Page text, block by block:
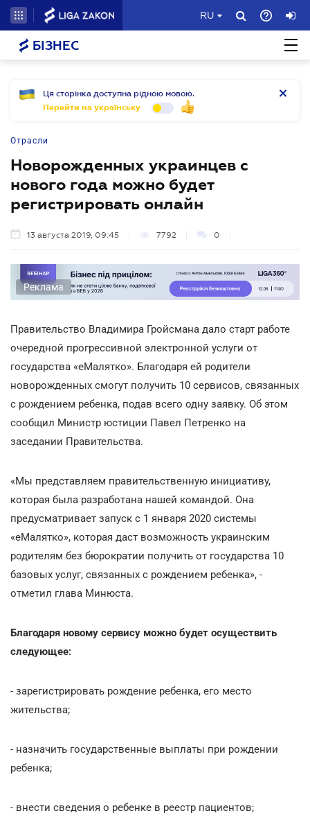
RU
БІЗНЕС
Ця сторінка доступна рідною мовою.
Перейти на українську
Отрасли
Новорожденных украинцев с
нового года можно будет
регистрировать онлайн
13 августа 2019, 09:45 7792 0
Реклама
Правительство Владимира Гройсмана дало старт работе
очередной прогрессивной электронной услуги от
государства «еМалятко». Благодаря ей родители
новорожденных смогут получить 10 сервисов, связанных
с рождением ребенка, подав всего одну заявку. Об этом
сообщил Министр юстиции Павел Петренко на
заседании Правительства.
«Мы представляем правительственную инициативу,
которая была разработана нашей командой. Она
предусматривает запуск с 1 января 2020 системы
«еМалятко», которая даст возможность украинским
родителям без бюрократии получить от государства 10
базовых услуг, связанных с рождением ребенка», -
отметил глава Минюста.
Благодаря новому сервису можно будет осуществить
следующее:
- зарегистрировать рождение ребенка, его место
жительства;
- назначить государственные выплаты при рождении
ребенка;
- внести сведения о ребенке в реестр пациентов;